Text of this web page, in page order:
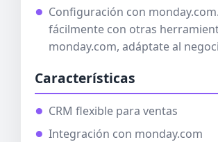
Configuración con
fácilmente con otras
monday.com, adáptate al
Características
CRM flexible para ventas
Integración con monday.com